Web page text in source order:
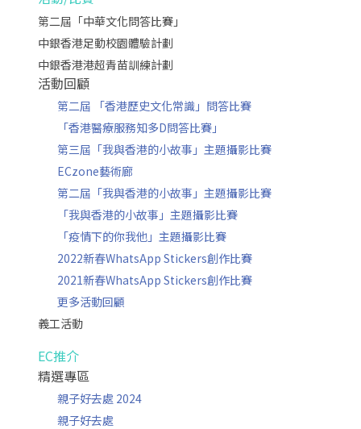
第二屆「中華文化問答比賽」
中銀香港足動校園體驗計劃
中銀香港港超青苗訓練計劃
活動回顧
第二屆 「香港歷史文化常識」問答比賽
「香港醫療服務知多D問答比賽」
第三屆「我與香港的小故事」主題攝影比賽
ECzone藝術廊
第二屆「我與香港的小故事」主題攝影比賽
「我與香港的小故事」主題攝影比賽
「疫情下的你我他」主題攝影比賽
2022新春WhatsApp Stickers創作比賽
2021新春WhatsApp Stickers創作比賽
更多活動回顧
義工活動
EC推介
精選專區
親子好去處 2024
親子好去處